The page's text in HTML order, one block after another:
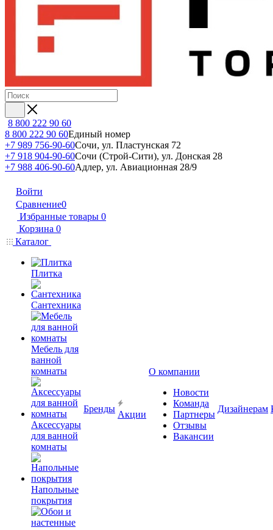
8 800 222 90 60
8 800 222 90 60Единый номер
+7 989 756-90-60Сочи, ул. Пластунская 72
+7 918 904-90-60Сочи (Строй-Сити), ул. Донская 28
+7 988 406-90-60Адлер, ул. Авиационная 28/9
Войти
Сравнение0
Избранные товары 0
Корзина 0
Каталог
Плитка
Сантехника
Мебель для
ванной
комнаты
Аксессуары
для ванной
комнаты
Напольные
покрытия
Бренды
Акции
О компании
Новости
Команда
Партнеры
Отзывы
Вакансии
Дизайнерам